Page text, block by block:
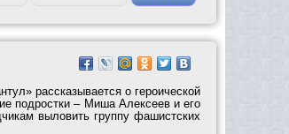
рассказывается о героической
подростки – Миша Алексеев и его
выловить группу фашистских